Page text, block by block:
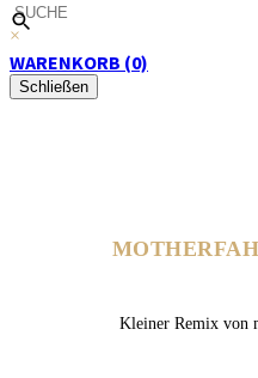
×
WARENKORB (0)
Schließen
Kleiner Remix von